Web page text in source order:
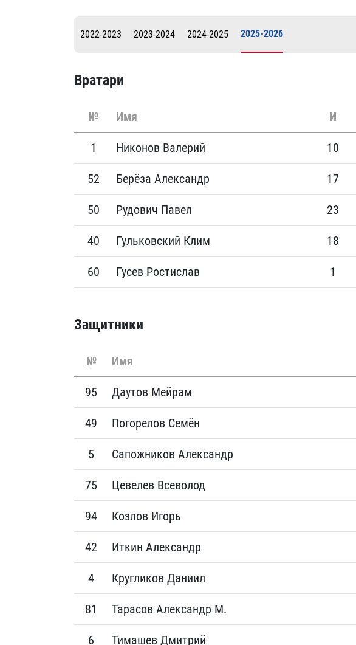
2022-2023 2023-2024 2024-2025 2025-2026
Вратари
№ Имя И
1 Никонов Валерий 10
52 Берёза Александр 17
50 Рудович Павел 23
40 Гульковский Клим 18
60 Гусев Ростислав 1
Защитники
№ Имя
95 Даутов Мейрам
49 Погорелов Семён
5 Сапожников Александр
75 Цевелев Всеволод
94 Козлов Игорь
42 Иткин Александр
4 Кругликов Даниил
81 Тарасов Александр М.
6 Тимашев Дмитрий